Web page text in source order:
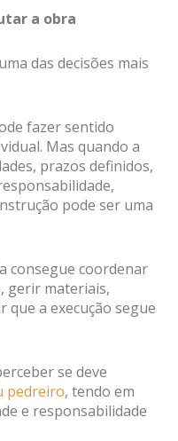
a obra
das decisões mais
fazer sentido
Mas quando a
prazos definidos,
pode ser uma
consegue coordenar
gerir materiais,
a execução segue
se deve
pedreiro, tendo em
e responsabilidade